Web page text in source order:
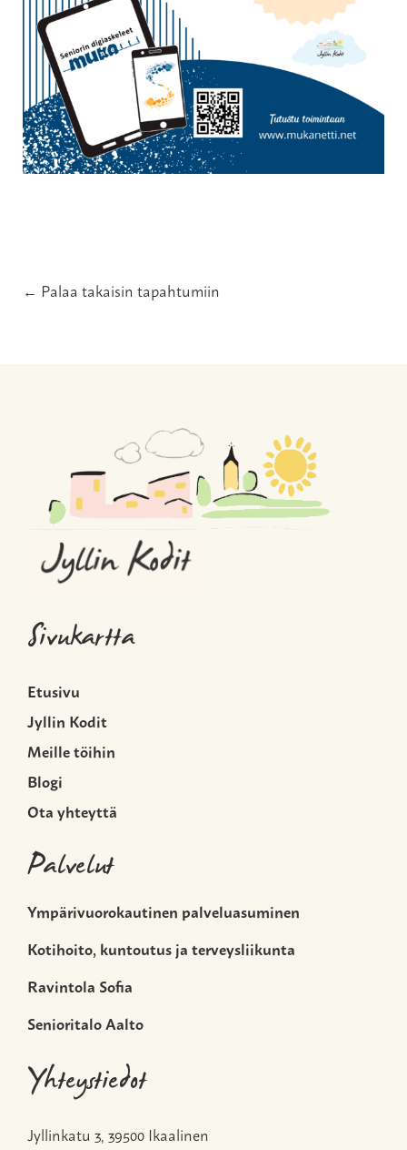
← Palaa takaisin tapahtumiin
Sivukartta
Etusivu
Jyllin Kodit
Meille töihin
Blogi
Ota yhteyttä
Palvelut
Ympärivuorokautinen palveluasuminen
Kotihoito, kuntoutus ja terveysliikunta
Ravintola Sofia
Senioritalo Aalto
Yhteystiedot
Jyllinkatu 3, 39500 Ikaalinen